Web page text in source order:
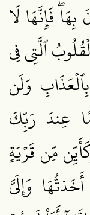
فَإِنَّهَا لَا
ٱلَّتِي فِي
وَلَن
عِندَ رَبِّكَ
مِّن قَرۡيَةٍ
وَإِلَيَّ